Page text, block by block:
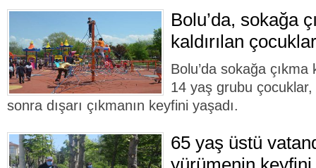
Bolu’da, sokağa
kaldırılan
Bolu’da sokağa çıkma
14 yaş grubu
sonra dışarı çıkmanın keyfini yaşadı.
65 yaş üstü